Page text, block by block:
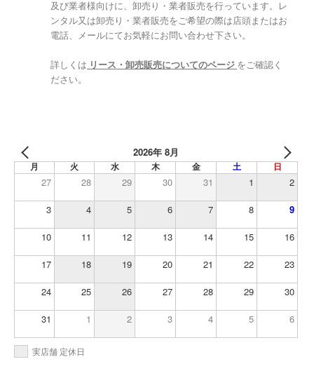
及び業者様向けに、卸売り・業者販売を行っています。レ
ンタル又は卸売り・業者販売をご希望の際は店頭またはお
電話、メールにてお気軽にお問い合わせ下さい。
詳しくは リース・卸売販売についてのページ をご確認く
ださい。
2026年 8月
月 火 水 木 金 土 日
27 28 29 30 31 1 2
3 4 5 6 7 8 9
10 11 12 13 14 15 16
17 18 19 20 21 22 23
24 25 26 27 28 29 30
31 1 2 3 4 5 6
実店舗 定休日